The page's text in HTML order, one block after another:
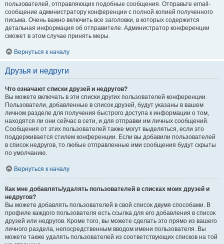
пользователей, отправляющих подобные сообщения. Отправьте email-
сообщение администратору конференции с полной копией полученного
письма. Очень важно включить все заголовки, в которых содержится
детальная информация об отправителе. Администратор конференции
сможет в этом случае принять меры.
Вернуться к началу
Друзья и недруги
Что означают списки друзей и недругов?
Вы можете включать в эти списки других пользователей конференции.
Пользователи, добавленные в список друзей, будут указаны в вашем
личном разделе для получения быстрого доступа к информации о том,
находятся ли они сейчас в сети, и для отправки им личных сообщений.
Сообщения от этих пользователей также могут выделяться, если это
поддерживается стилем конференции. Если вы добавили пользователей
в список недругов, то любые отправленные ими сообщения будут скрыты
по умолчанию.
Вернуться к началу
Как мне добавлять/удалять пользователей в списках моих друзей и
недругов?
Вы можете добавлять пользователей в свой список двумя способами. В
профиле каждого пользователя есть ссылка для его добавления в список
друзей или недругов. Кроме того, вы можете сделать это прямо из вашего
личного раздела, непосредственным вводом имени пользователя. Вы
можете также удалять пользователей из соответствующих списков на той